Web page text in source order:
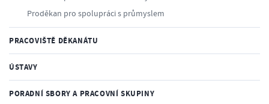
Proděkan pro spolupráci s průmyslem
PRACOVIŠTĚ DĚKANÁTU
ÚSTAVY
PORADNÍ SBORY A PRACOVNÍ SKUPINY